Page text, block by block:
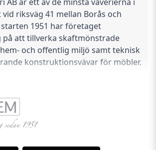
vid riksväg 41 mellan Borås och
1951 har företaget
på att tillverka skaftmönstrade
och offentlig miljö samt teknisk
konstruktionsvävar för möbler.
där all produktion sker in-
på åtta personer.
av Kurt Ericsson som startade
på en gammal vävstol med
årens lopp har företaget